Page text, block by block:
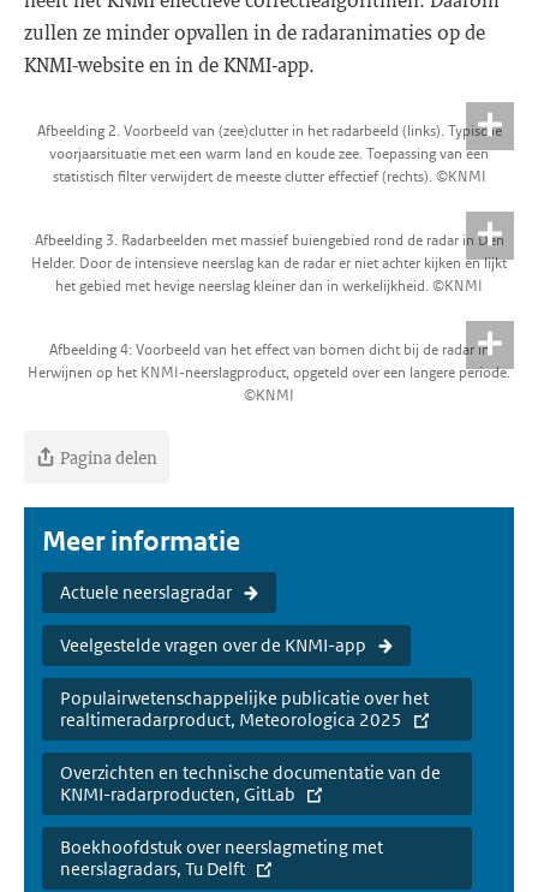
zullen ze minder opvallen in de radaranimaties op de
KNMI-website en in de KNMI-app.
Afbeelding 2. Voorbeeld van (zee)clutter in het radarbeeld (links). Typische
voorjaarsituatie met een warm land en koude zee. Toepassing van een
statistisch filter verwijdert de meeste clutter effectief (rechts). ©KNMI
Afbeelding 3. Radarbeelden met massief buiengebied rond de radar in Den
Helder. Door de intensieve neerslag kan de radar er niet achter kijken en lijkt
het gebied met hevige neerslag kleiner dan in werkelijkheid. ©KNMI
Afbeelding 4: Voorbeeld van het effect van bomen dicht bij de radar in
Herwijnen op het KNMI-neerslagproduct, opgeteld over een langere periode.
©KNMI
Pagina delen
Meer informatie
Actuele neerslagradar
Veelgestelde vragen over de KNMI-app
Populairwetenschappelijke publicatie over het
realtimeradarproduct, Meteorologica 2025
Overzichten en technische documentatie van de
KNMI-radarproducten, GitLab
Boekhoofdstuk over neerslagmeting met
neerslagradars, Tu Delft